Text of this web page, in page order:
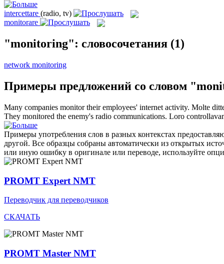
intercettare (radio, tv)
monitorare
"monitoring": словосочетания (1)
network monitoring
Примеры предложений со словом
Many companies monitortheir employees' internet activity. Molte
They monitored the enemy's radio communications. Loro
Примеры употребления слов в разных контекстах
другой. Все образцы собраны автоматически из открытых
или иную ошибку в оригинале или переводе, используйте
PROMT Expert NMT
Переводчик для переводчиков
СКАЧАТЬ
PROMT Master NMT